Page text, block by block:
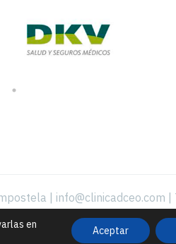
| info@clinicadceo.com |
en
Aceptar